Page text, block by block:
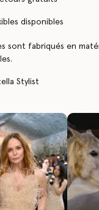
disponibles
sont fabriqués en
Stylist